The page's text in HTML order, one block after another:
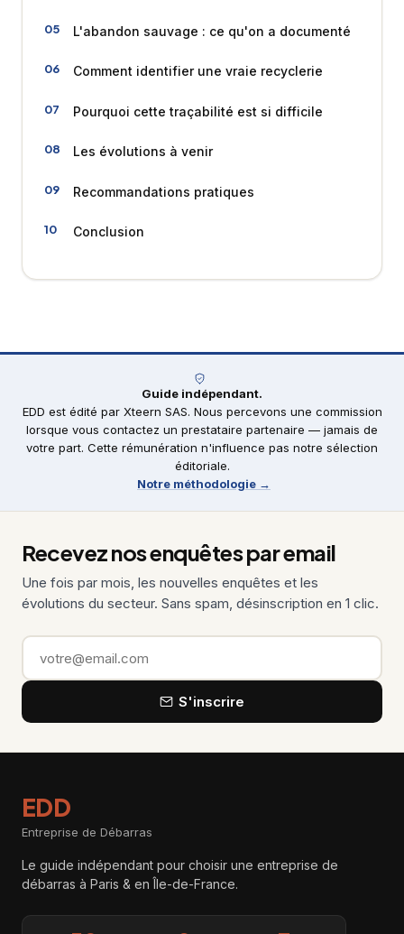
L'abandon sauvage : ce qu'on a documenté
Comment identifier une vraie recyclerie
Pourquoi cette traçabilité est si difficile
Les évolutions à venir
Recommandations pratiques
Conclusion
Guide indépendant.
EDD est édité par Xteern SAS. Nous percevons une commission
lorsque vous contactez un prestataire partenaire — jamais de
votre part. Cette rémunération n'influence pas notre sélection
éditoriale.
Notre méthodologie →
Recevez nos enquêtes par email
Une fois par mois, les nouvelles enquêtes et les
évolutions du secteur. Sans spam, désinscription en 1 clic.
Email
S'inscrire
EDD
Entreprise de Débarras
Le guide indépendant pour choisir une entreprise de
débarras à Paris & en Île-de-France.